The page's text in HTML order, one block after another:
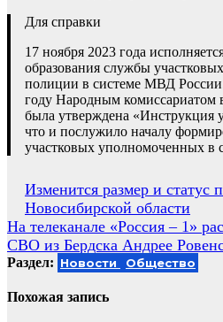
Для справки
17 ноября 2023 года
образования службы
полиции в системе МВД
году Народным
была утверждена «Инструкция
что и послужило началу
участковых уполномоченных в
Навигация
по
записям
Изменится размер и статус
Новосибирской области
На телеканале «Россия – 1»
СВО из Бердска Андрее
Раздел: Новости Общество
Похожая запись